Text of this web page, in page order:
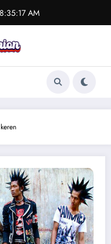
8:35:17 AM